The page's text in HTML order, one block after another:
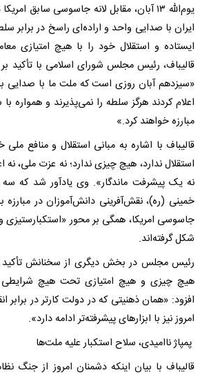
یوم‌الله ۱۳ آبان، مقابل لانه جاسوسی سابق
ایران با صدایی واحد و اراده‌ای راسخ در برابر
ایستاده و استقلال خود را با هیچ امتیازی
«سیزدهم آبان روزی است که ملت ما با صدایی
اعلام کردند هرگز سلطه را نمی‌پذیرند و همواره
مبارزه خواهند کرد.»
قالیباف با اشاره به مبانی استقلال و منافع
استقلال ندارد، هیچ چیزی ندارد؛ نه عزت ملی،
نه یک پیشرفت ماندگار». وی یادآور شد که سه
خمینی (ره)، نقش‌آفرینی دانش‌آموزان در مبارزه
جاسوسی امریکا، همگی بر محور «استکبارستیزی
شکل گرفته‌اند.
رئیس مجلس در بخش دیگری از سخنانش تأکید
هیچ چیزی و هیچ امتیازی تحت هیچ شرایطی
افزود: «همان ذهنیتی که در دولت کارتر در
امروز نیز با ابزار‌های پیشرفته‌تر ادامه دارد».
پمپاژ ناامیدی، سلاح استکبار علیه ملت‌ها
قالیباف با بیان اینکه دشمنان امروز از جنگ